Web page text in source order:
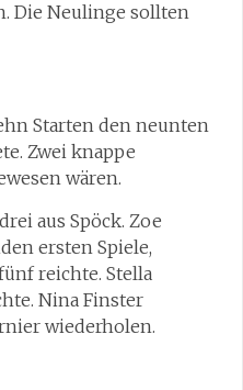
Die Neulinge sollten
Starten den neunten
Zwei knappe
wären.
aus Spöck. Zoe
ersten Spiele,
reichte. Stella
Nina Finster
wiederholen.